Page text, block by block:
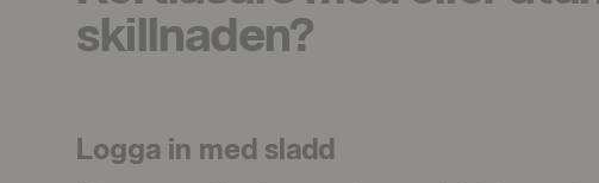
skillnaden?
Logga in med sladd